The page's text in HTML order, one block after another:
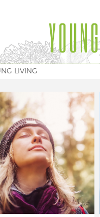
LIVING